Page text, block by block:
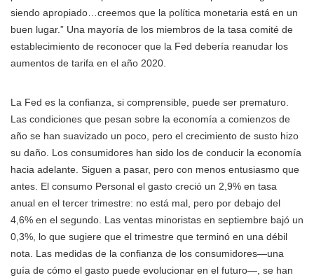
siendo apropiado…creemos que la política monetaria está en un
buen lugar.” Una mayoría de los miembros de la tasa comité de
establecimiento de reconocer que la Fed debería reanudar los
aumentos de tarifa en el año 2020.
La Fed es la confianza, si comprensible, puede ser prematuro.
Las condiciones que pesan sobre la economía a comienzos de
año se han suavizado un poco, pero el crecimiento de susto hizo
su daño. Los consumidores han sido los de conducir la economía
hacia adelante. Siguen a pasar, pero con menos entusiasmo que
antes. El consumo Personal el gasto creció un 2,9% en tasa
anual en el tercer trimestre: no está mal, pero por debajo del
4,6% en el segundo. Las ventas minoristas en septiembre bajó un
0,3%, lo que sugiere que el trimestre que terminó en una débil
nota. Las medidas de la confianza de los consumidores—una
guía de cómo el gasto puede evolucionar en el futuro—, se han